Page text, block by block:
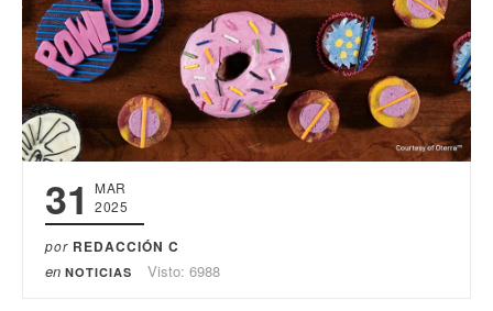
31
MAR
2025
por REDACCIÓN C
en NOTICIAS Visto: 6988